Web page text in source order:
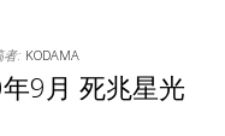
者: KODAMA
9月 死兆星光